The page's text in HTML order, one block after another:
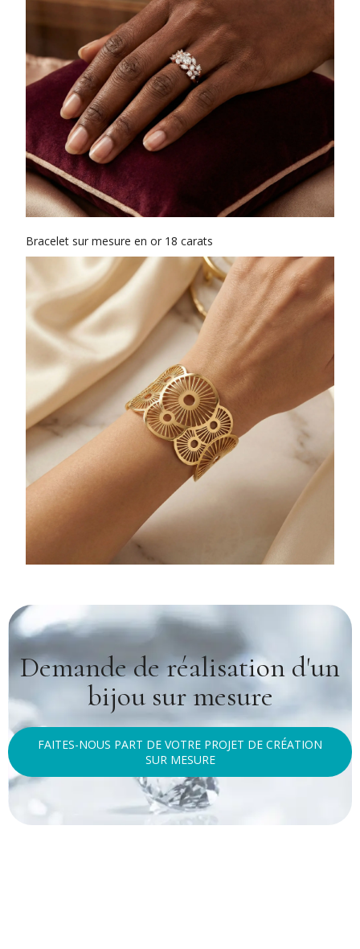
Bracelet sur mesure en or 18 carats
Demande de réalisation d'un
bijou sur mesure
FAITES-NOUS PART DE VOTRE PROJET DE CRÉATION
SUR MESURE